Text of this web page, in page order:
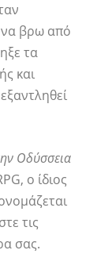
να βρω από
τα
και
Οδύσσεια
ο ίδιος
τις
σας.